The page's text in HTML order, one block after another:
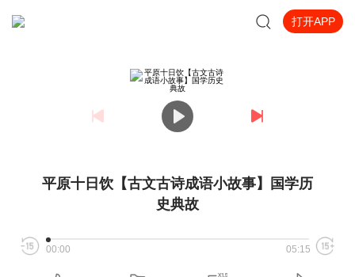
打开APP
平原十日饮【古文古诗成语小故事】国学历
史典故
00:00 05:15